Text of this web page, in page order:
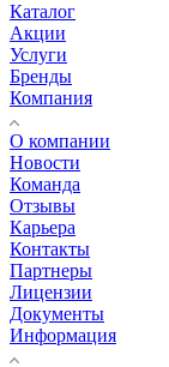
Каталог
Акции
Услуги
Бренды
Компания
О компании
Новости
Команда
Отзывы
Карьера
Контакты
Партнеры
Лицензии
Документы
Информация